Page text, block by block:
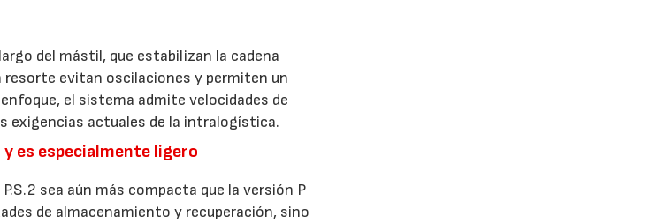
del mástil, que estabilizan la cadena
evitan oscilaciones y permiten un
el sistema admite velocidades de
exigencias actuales de la intralogística.
es especialmente ligero
sea aún más compacta que la versión P
de almacenamiento y recuperación, sino